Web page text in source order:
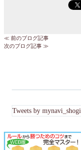
≪ 前のブログ記事
次のブログ記事 ≫
Tweets by mynavi_shogi